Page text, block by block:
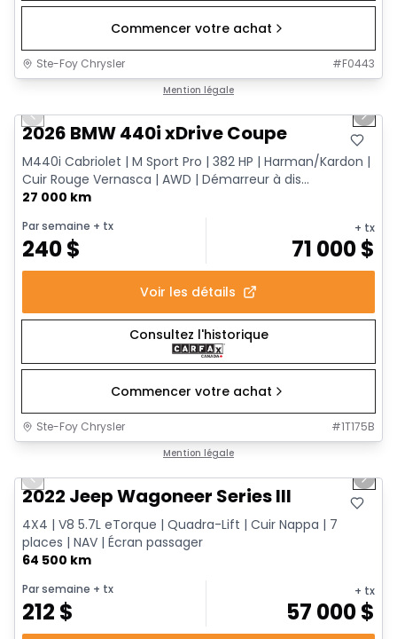
Commencer votre achat
Ste-Foy Chrysler #F0443
Mention légale
Previous slide Next
2026 BMW 440i xDrive Coupe
M440i Cabriolet | M Sport Pro | 382 HP | Harman/Kardon |
Cuir Rouge Vernasca | AWD | Démarreur à dis...
27 000 km
Par semaine + tx
240$
+ tx
71 000$
Voir les détails
Consultez l'historique
Commencer votre achat
Ste-Foy Chrysler #1T175B
Mention légale
Previous slide Next
2022 Jeep Wagoneer Series III
4X4 | V8 5.7L eTorque | Quadra-Lift | Cuir Nappa | 7
places | NAV | Écran passager
64 500 km
Par semaine + tx
212 $
+ tx
57 000$